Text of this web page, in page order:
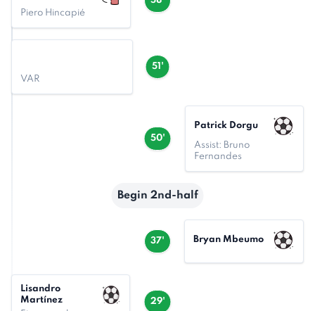
Piero Hincapié
51'
VAR
50'
Patrick Dorgu
Assist: Bruno
Fernandes
Begin 2nd-half
37' Bryan Mbeumo
29'
Lisandro
Martínez